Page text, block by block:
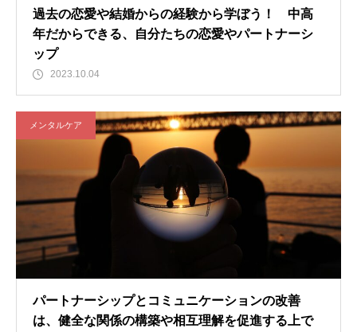
過去の恋愛や結婚からの経験から学ぼう！ 中高
年だからできる、自分たちの恋愛やパートナーシ
ップ
2023.10.04
メンタルケア
パートナーシップとコミュニケーションの改善
は、健全な関係の構築や相互理解を促進する上で